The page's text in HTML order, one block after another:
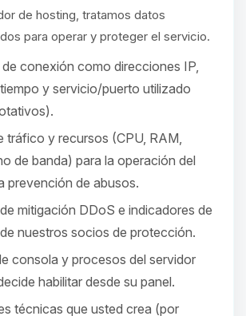
de hosting, tratamos datos
para operar y proteger el servicio.
conexión como direcciones IP,
y servicio/puerto utilizado
tráfico y recursos (CPU, RAM,
de banda) para la operación del
prevención de abusos.
mitigación DDoS e indicadores de
nuestros socios de protección.
consola y procesos del servidor
habilitar desde su panel.
técnicas que usted crea (por
de BoxToPlay. Cuentame
y moveré mis